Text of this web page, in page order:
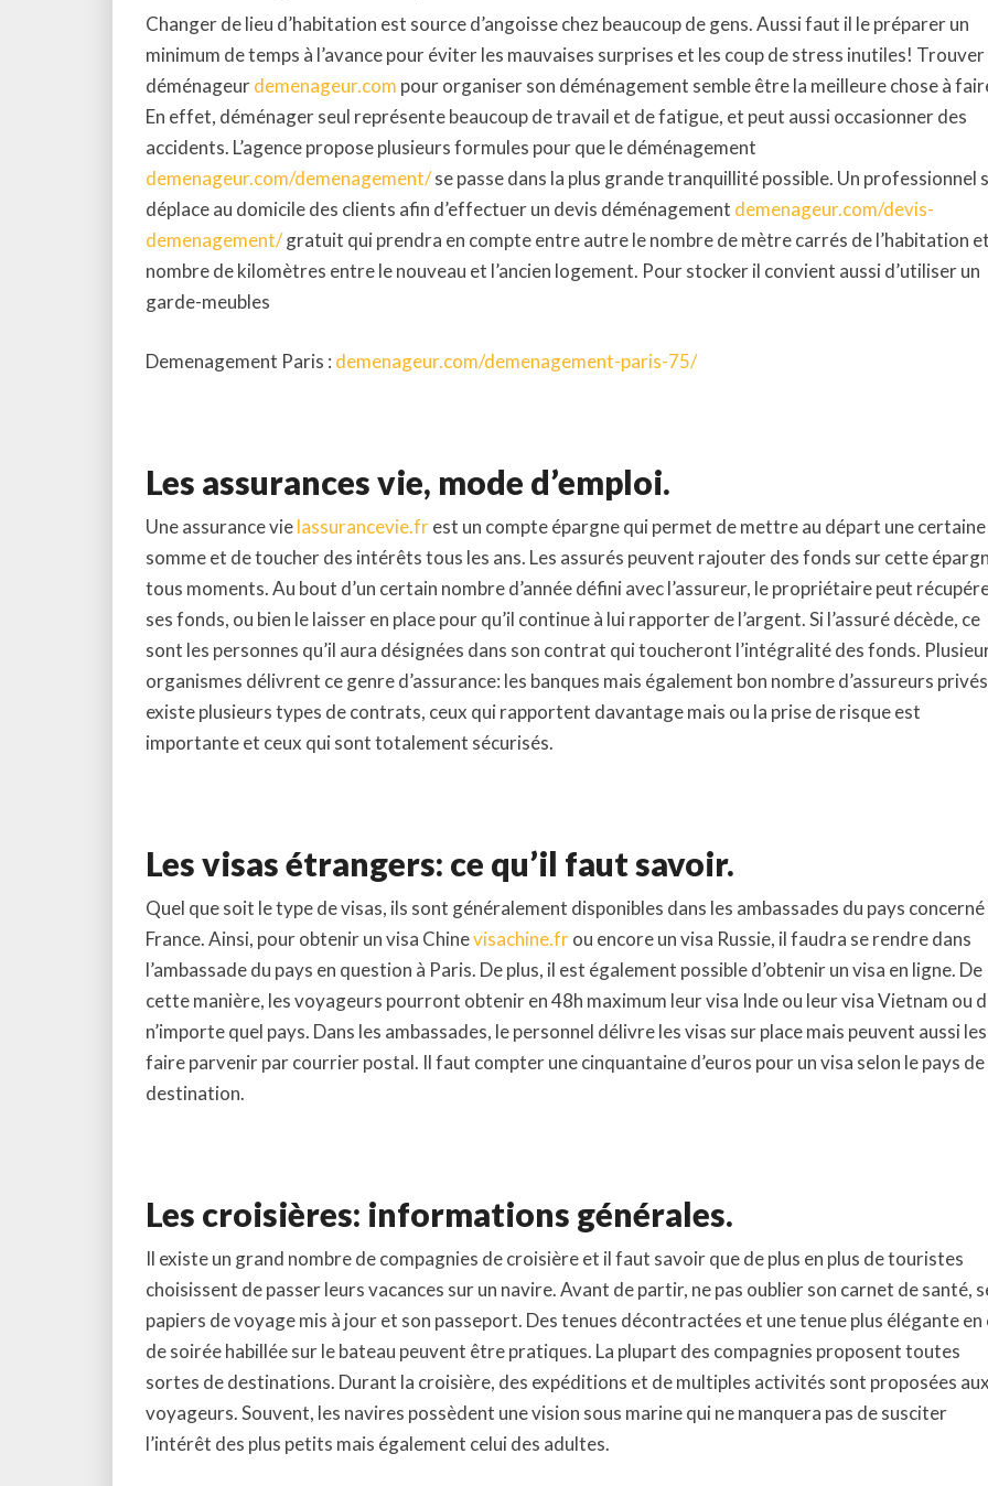
Changer de lieu d’habitation est source d’angoisse chez beaucoup de gens. Aussi faut il le préparer un
minimum de temps à l’avance pour éviter les mauvaises surprises et les coup de stress inutiles! Trouver
déménageurdemenageur.com pour organiser son déménagement semble être la meilleure chose à
En effet, déménager seul représente beaucoup de travail et de fatigue, et peut aussi occasionner des
accidents. L’agence propose plusieurs formules pour que le déménagement
demenageur.com/demenagement/se passe dans la plus grande tranquillité possible. Un professionnel
déplace au domicile des clients afin d’effectuer un devis déménagement demenageur.com/devis-
demenagement/gratuit qui prendra en compte entre autre le nombre de mètre carrés de l’habitation
nombre de kilomètres entre le nouveau et l’ancien logement. Pour stocker il convient aussi d’utiliser un
garde-meubles
Demenagement Paris : demenageur.com/demenagement-paris-75/
Les assurances vie, mode d’emploi.
Une assurance vielassurancevie.frest un compte épargne qui permet de mettre au départ une certaine
somme et de toucher des intérêts tous les ans. Les assurés peuvent rajouter des fonds sur cette
tous moments. Au bout d’un certain nombre d’année défini avec l’assureur, le propriétaire peut
ses fonds, ou bien le laisser en place pour qu’il continue à lui rapporter de l’argent. Si l’assuré décède, ce
sont les personnes qu’il aura désignées dans son contrat qui toucheront l’intégralité des fonds.
organismes délivrent ce genre d’assurance: les banques mais également bon nombre d’assureurs
existe plusieurs types de contrats, ceux qui rapportent davantage mais ou la prise de risque est
importante et ceux qui sont totalement sécurisés.
Les visas étrangers: ce qu’il faut savoir.
Quel que soit le type de visas, ils sont généralement disponibles dans les ambassades du pays concerné
France. Ainsi, pour obtenir un visa Chinevisachine.frou encore un visa Russie, il faudra se rendre dans
l’ambassade du pays en question à Paris. De plus, il est également possible d’obtenir un visa en ligne. De
cette manière, les voyageurs pourront obtenir en 48h maximum leur visa Inde ou leur visa Vietnam ou
n’importe quel pays. Dans les ambassades, le personnel délivre les visas sur place mais peuvent aussi les
faire parvenir par courrier postal. Il faut compter une cinquantaine d’euros pour un visa selon le pays de
destination.
Les croisières: informations générales.
Il existe un grand nombre de compagnies de croisière et il faut savoir que de plus en plus de touristes
choisissent de passer leurs vacances sur un navire. Avant de partir, ne pas oublier son carnet de santé,
papiers de voyage mis à jour et son passeport. Des tenues décontractées et une tenue plus élégante en
de soirée habillée sur le bateau peuvent être pratiques. La plupart des compagnies proposent toutes
sortes de destinations. Durant la croisière, des expéditions et de multiples activités sont proposées
voyageurs. Souvent, les navires possèdent une vision sous marine qui ne manquera pas de susciter
l’intérêt des plus petits mais également celui des adultes.